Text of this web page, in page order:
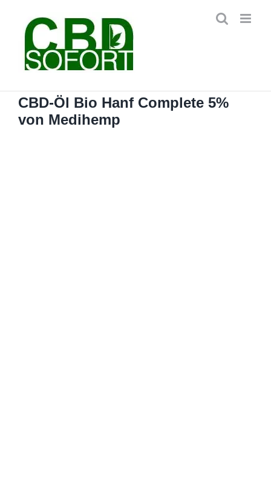
springen
CBD-Öl Bio Hanf Complete 5%
von Medihemp